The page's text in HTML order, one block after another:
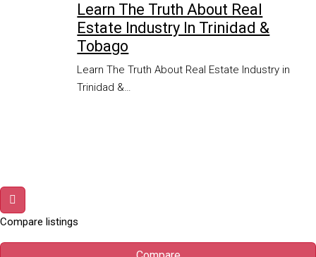
Learn The Truth About Real
Estate Industry In Trinidad &
Tobago
Learn The Truth About Real Estate Industry in
Trinidad &…
Compare listings